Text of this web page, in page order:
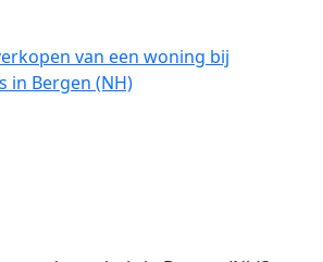
van een woning bij
in Bergen (NH)